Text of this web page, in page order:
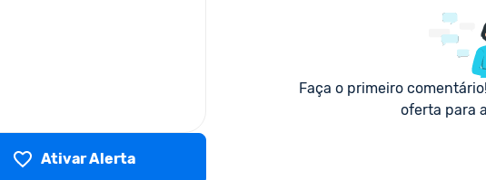
Ativar Alerta
Faça o primeiro
oferta para